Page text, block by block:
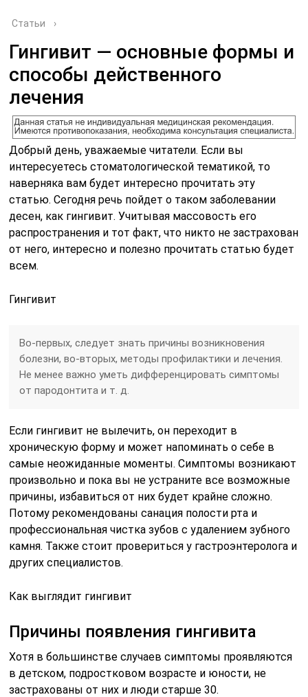
Статьи ›
Гингивит — основные формы и
способы действенного
лечения
Добрый день, уважаемые читатели. Если вы
интересуетесь стоматологической тематикой, то
наверняка вам будет интересно прочитать эту
статью. Сегодня речь пойдет о таком заболевании
десен, как гингивит. Учитывая массовость его
распространения и тот факт, что никто не застрахован
от него, интересно и полезно прочитать статью будет
всем.
Гингивит
Во-первых, следует знать причины возникновения
болезни, во-вторых, методы профилактики и лечения.
Не менее важно уметь дифференцировать симптомы
от пародонтита и т. д.
Если гингивит не вылечить, он переходит в
хроническую форму и может напоминать о себе в
самые неожиданные моменты. Симптомы возникают
произвольно и пока вы не устраните все возможные
причины, избавиться от них будет крайне сложно.
Потому рекомендованы санация полости рта и
профессиональная чистка зубов с удалением зубного
камня. Также стоит провериться у гастроэнтеролога и
других специалистов.
Как выглядит гингивит
Причины появления гингивита
Хотя в большинстве случаев симптомы проявляются
в детском, подростковом возрасте и юности, не
застрахованы от них и люди старше 30.